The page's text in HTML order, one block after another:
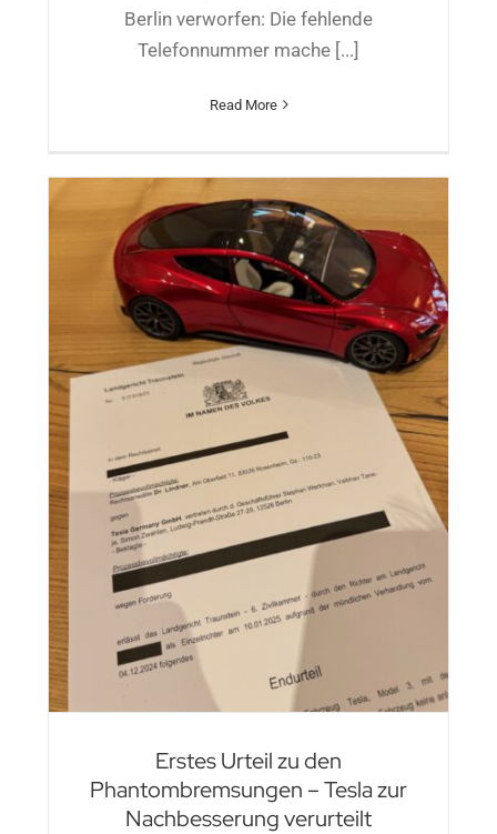
Berlin verworfen: Die fehlende
Telefonnummer mache [...]
Read More
Erstes Urteil zu den
Phantombremsungen – Tesla zur
Nachbesserung verurteilt